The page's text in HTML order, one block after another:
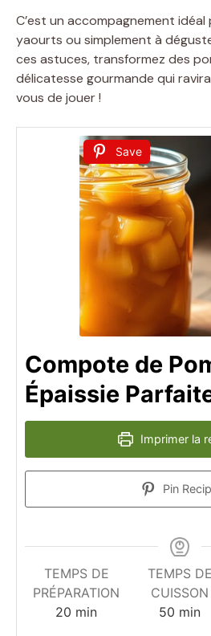
C’est un accompagnement
yaourts ou simplement à
ces astuces, transformez des
délicatesse gourmande qui
vous de jouer !
Save
Compote de
Épaissie
Imprimer la
Pin
TEMPS DE
PRÉPARATION
20 minutes
min
TEMPS DE
CUISSON
50 min